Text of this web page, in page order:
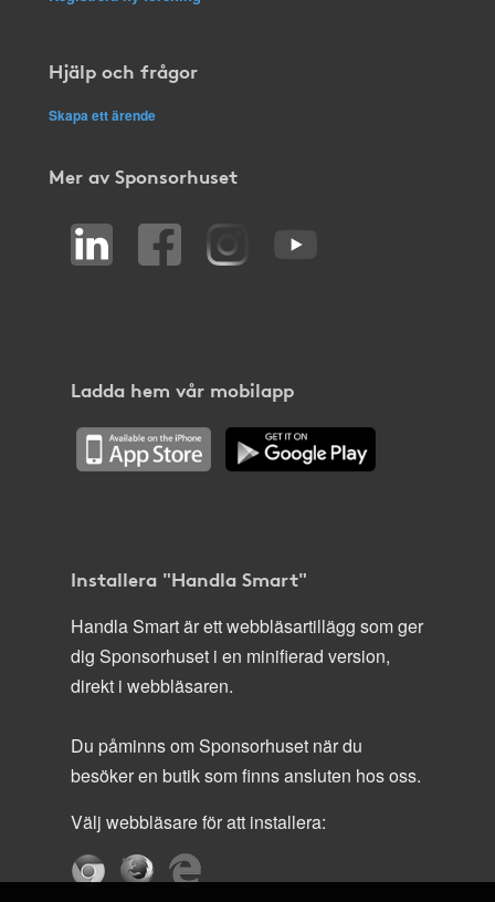
Hjälp och frågor
Skapa ett ärende
Mer av Sponsorhuset
Ladda hem vår mobilapp
Installera "Handla Smart"
Handla Smart är ett webbläsartillägg som ger
dig Sponsorhuset i en minifierad version,
direkt i webbläsaren.
Du påminns om Sponsorhuset när du
besöker en butik som finns ansluten hos oss.
Välj webbläsare för att installera: